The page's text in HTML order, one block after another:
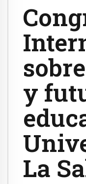
y
La